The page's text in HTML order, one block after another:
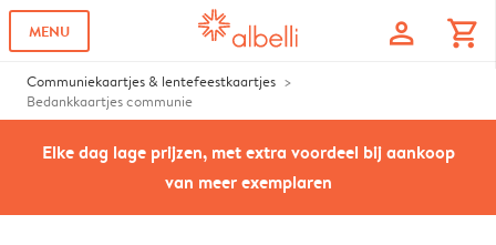
MENU profile shopping_cart
Communiekaartjes & lentefeestkaartjes
Bedankkaartjes communie
Elke dag lage prijzen, met extra voordeel bij aankoop
van meer exemplaren